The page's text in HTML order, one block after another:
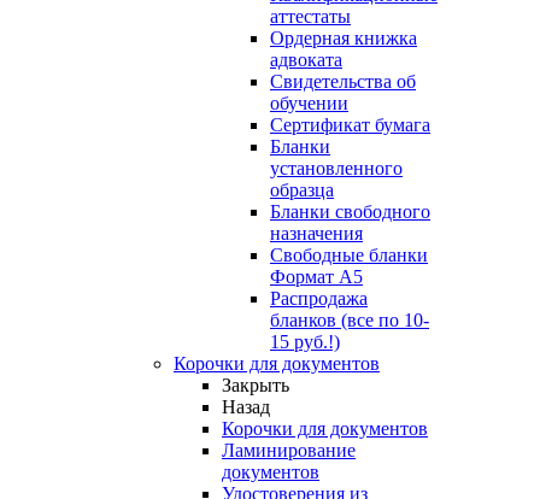
аттестаты
Ордерная книжка
адвоката
Свидетельства об
обучении
Сертификат бумага
Бланки
установленного
образца
Бланки свободного
назначения
Свободные бланки
Формат А5
Распродажа
бланков (все по 10-
15 руб.!)
Корочки для документов
Закрыть
Назад
Корочки для документов
Ламинирование
документов
Удостоверения из